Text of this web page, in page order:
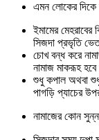
এমন লোকের দিকে
ইমামের
সিজদা প্রভৃতি
চোখ বন্ধ করে
নামাজ মাকরূহ হবে
শুধু কপাল অথবা শুধু
পাগড়ি প্যাচের
নামাজের কোন